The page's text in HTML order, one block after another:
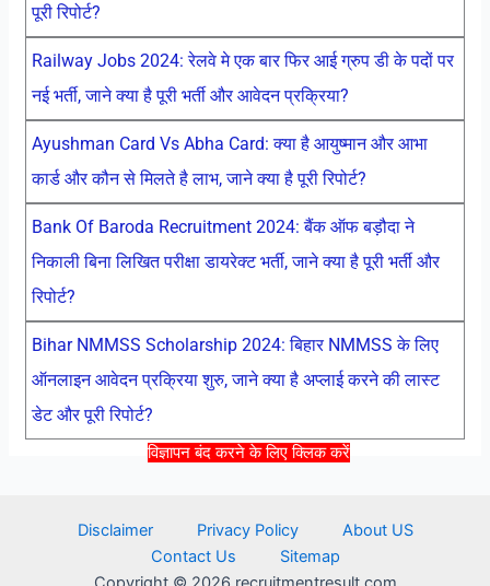
विज्ञापन बंद करने के लिए क्लिक करें
पूरी रिपोर्ट?
Railway Jobs 2024: रेलवे मे एक बार फिर आई ग्रुप डी के पदों पर
नई भर्ती, जाने क्या है पूरी भर्ती और आवेदन प्रक्रिया?
Ayushman Card Vs Abha Card: क्या है आयुष्मान और आभा
कार्ड और कौन से मिलते है लाभ, जाने क्या है पूरी रिपोर्ट?
Bank Of Baroda Recruitment 2024: बैंक ऑफ बड़ौदा ने
निकाली बिना लिखित परीक्षा डायरेक्ट भर्ती, जाने क्या है पूरी भर्ती और
रिपोर्ट?
Bihar NMMSS Scholarship 2024: बिहार NMMSS के लिए
ऑनलाइन आवेदन प्रक्रिया शुरु, जाने क्या है अप्लाई करने की लास्ट
डेट और पूरी रिपोर्ट?
Disclaimer Privacy Policy
About US
Contact Us
Sitemap